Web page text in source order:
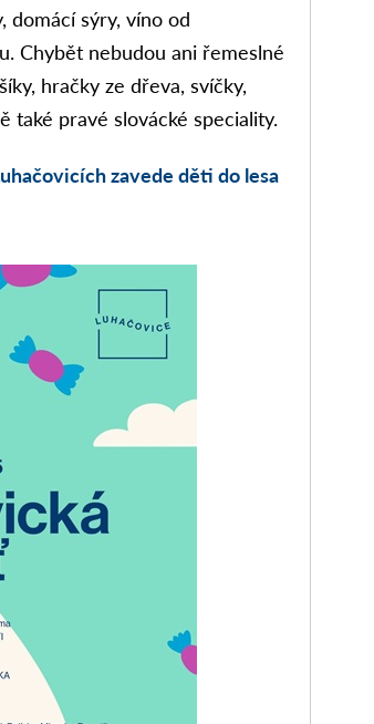
domácí sýry, víno od
Chybět nebudou ani řemeslné
hračky ze dřeva, svíčky,
také pravé slovácké speciality.
zavede děti do lesa